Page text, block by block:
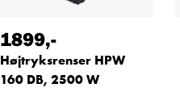
1899,-
Højtryksrenser HPW
160 DB, 2500 W